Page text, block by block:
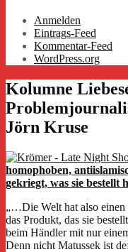
Anmelden
Eintrags-Feed
Kommentar-Feed
WordPress.org
Kolumne
Jörn Kruse
homophoben,
gekriegt, was sie bestellt
„…Die Welt hat also einen
das Produkt, das sie
beim Händler mit nur
Denn nicht Matussek ist